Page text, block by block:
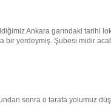
Ankara garındaki tarihi
yerdeymiş. Şubesi midir
sonra o tarafa yolumuz